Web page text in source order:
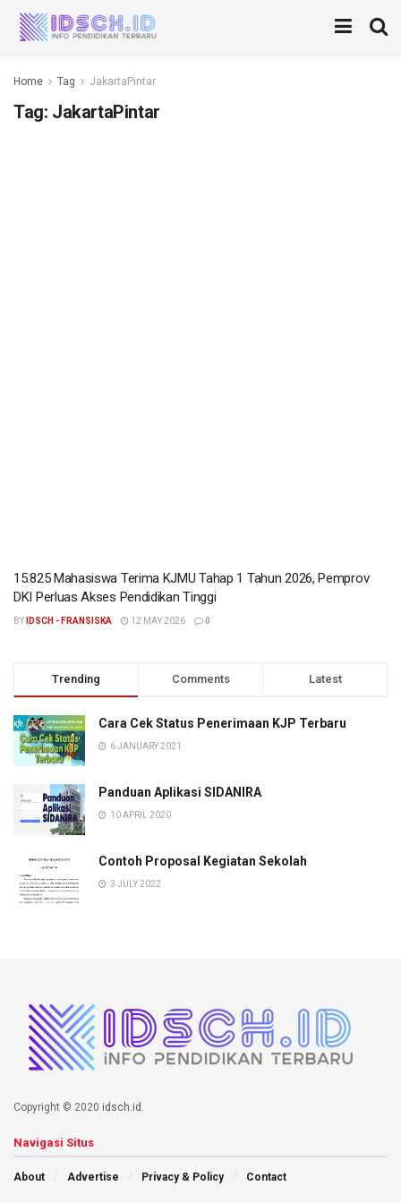
Home Tag JakartaPintar
Tag: JakartaPintar
15.825 Mahasiswa Terima KJMU Tahap 1 Tahun 2026, Pemprov
DKI Perluas Akses Pendidikan Tinggi
BY IDSCH - FRANSISKA 12 MAY 2026 0
Trending Comments Latest
Cara Cek Status Penerimaan KJP Terbaru
6 JANUARY 2021
Panduan Aplikasi SIDANIRA
10 APRIL 2020
Contoh Proposal Kegiatan Sekolah
3 JULY 2022
Copyright © 2020 idsch.id
Navigasi Situs
About Advertise Privacy & Policy Contact